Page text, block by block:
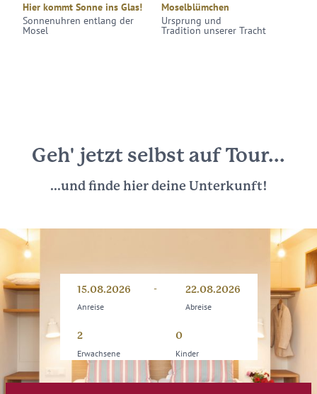
Hier kommt Sonne ins Glas!
Sonnenuhren entlang der
Mosel
Moselblümchen
Ursprung und
Tradition unserer Tracht
Geh' jetzt selbst auf Tour...
...und finde hier deine Unterkunft!
Anreise
15.08.2026 -
Abreise
22.08.2026
Anreise
Abreise
Erwachsene Kinder